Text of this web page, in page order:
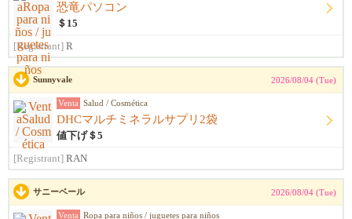
恐竜パソコン
＄15
[Registrant] R
Sunnyvale 2026/08/04 (Tue)
Venta Salud / Cosmética
DHCマルチミネラルサプリ2袋
値下げ＄5
[Registrant] RAN
サニーベール 2026/08/04 (Tue)
Venta Ropa para niños / juguetes para niños